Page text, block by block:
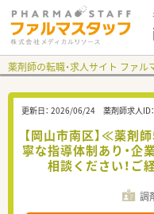
薬剤師の転職・求人サイト ファル
更新日： 2026/06/24 薬剤師求人ID：
【岡山市南区】≪薬剤
寧な指導体制あり・企
相談ください！ご
調